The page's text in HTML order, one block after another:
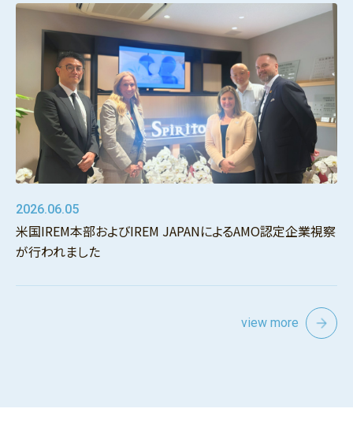
2026.06.05
米国IREM本部およびIREM JAPANによるAMO認定企業視察
が行われました
view more